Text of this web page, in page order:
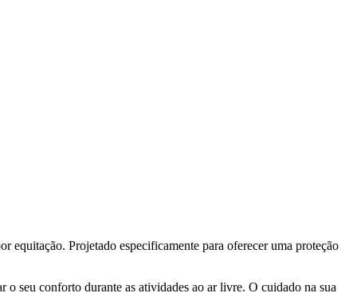
equitação. Projetado especificamente para oferecer uma proteção
o seu conforto durante as atividades ao ar livre. O cuidado na sua